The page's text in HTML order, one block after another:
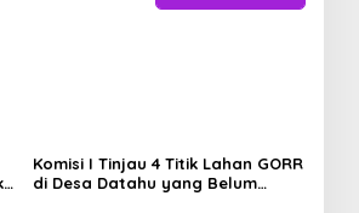
Komisi I Tinjau 4 Titik Lahan GORR
di Desa Datahu yang Belum